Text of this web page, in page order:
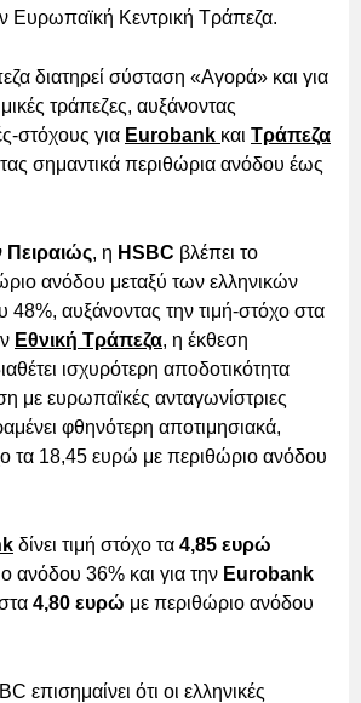
Ευρωπαϊκή Κεντρική Τράπεζα.
διατηρεί σύσταση «Αγορά» και για
τράπεζες, αυξάνοντας
στόχους για Eurobank και Τράπεζα
σημαντικά περιθώρια ανόδου έως
Πειραιώς, η HSBC βλέπει το
ανόδου μεταξύ των ελληνικών
48%, αυξάνοντας την τιμή-στόχο στα
Εθνική Τράπεζα, η έκθεση
ισχυρότερη αποδοτικότητα
με ευρωπαϊκές ανταγωνίστριες
φθηνότερη αποτιμησιακά,
τα 18,45 ευρώ με περιθώριο ανόδου
δίνει τιμή στόχο τα 4,85 ευρώ
ανόδου 36% και για την Eurobank
4,80 ευρώ με περιθώριο ανόδου
επισημαίνει ότι οι ελληνικές